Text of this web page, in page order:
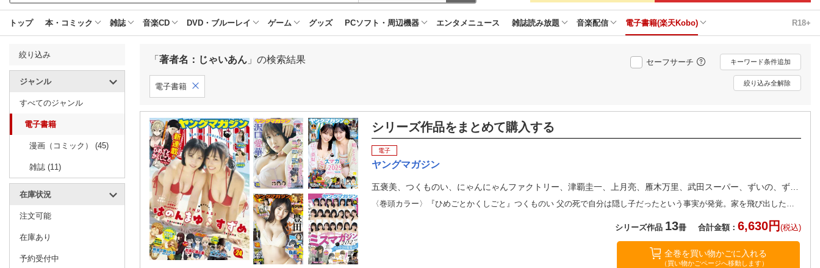
楽天ミュージック
動画配信
楽天TV
動画配信ガイド
無料テレビ
チケット
トップ 本・コミック 雑誌 音楽CD DVD・ブルーレイ ゲーム グッズ PCソフト・周辺機器 エンタメニュース 雑誌読み放題 音楽配信 電子書籍(楽天Kobo) R18+
絞り込み
ジャンル
すべてのジャンル
電子書籍
漫画（コミック） (45)
雑誌 (11)
在庫状況
注文可能
在庫あり
予約受付中
「 著者名：じゃいあん 」の検索結果 セーフサーチ キーワード条件追加
電子書籍 絞り込み全解除
シリーズ作品をまとめて購入する
電子
ヤングマガジン
シリーズ作品 13冊 合計金額： 6,630円 (税込)
全巻を買い物かごに入れる
（買い物かごページへ移動します）